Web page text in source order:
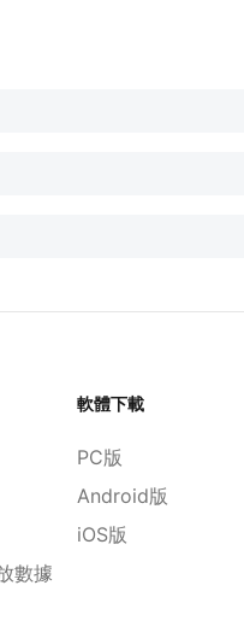
數據
軟體下載
PC版
Android版
iOS版